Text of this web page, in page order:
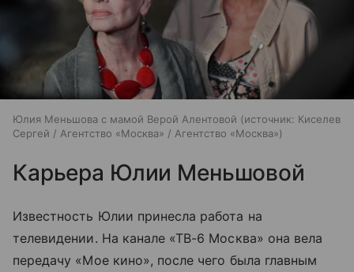
Юлия Меньшова с мамой Верой Алентовой источник: Киселев
Сергей / Агентство «Москва» / Агентство «Москва»
Карьера Юлии Меньшовой
Известность Юлии принесла работа на
телевидении. На канале «ТВ-6 Москва» она вела
передачу «Мое кино», после чего была главным